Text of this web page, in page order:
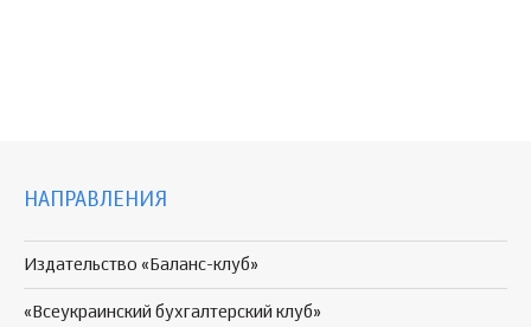
НАПРАВЛЕНИЯ
Издательство «Баланс-клуб»
«Всеукраинский бухгалтерский клуб»